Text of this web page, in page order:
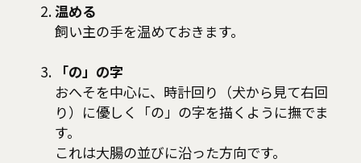
温める
飼い主の手を温めておきます。
「の」の字
おへそを中心に、時計回り（犬から見て右回
り）に優しく「の」の字を描くように撫でま
す。
これは大腸の並びに沿った方向です。